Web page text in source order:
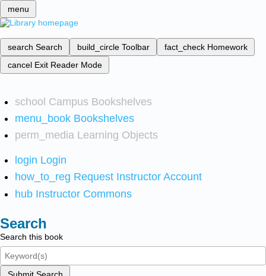
menu
search Search build_circle Toolbar fact_check Homework
cancel Exit Reader Mode
school Campus Bookshelves
menu_book Bookshelves
perm_media Learning Objects
login Login
how_to_reg Request Instructor Account
hub Instructor Commons
Search
Search this book